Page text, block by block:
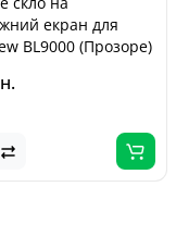
екран для
BL9000 (Прозоре)